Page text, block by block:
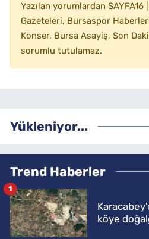
Yazılan yorumlardan
Gazeteleri, Bursaspor
Konser, Bursa Asayiş, Son
sorumlu tutulamaz.
Yükleniyor...
Trend Haberler
köye
1